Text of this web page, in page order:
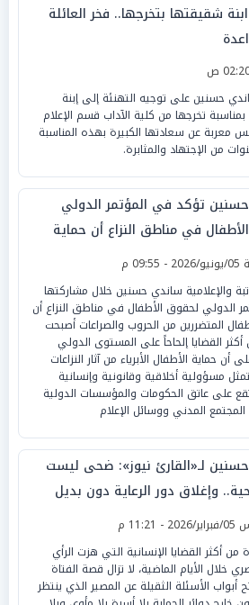
شقيقتها بتخرجها.. فخر العائلة
حسنين على توجيه التهنئة إلى إبنة
تخرجها من كلية الآداب قسم الإعلام
معربة عن سعادتها الكبيرة بهذه المناسبة
من الإجتهاد والمثابرة.
تؤكد في المؤتمر الدولي
في مناطق النزاع أن حماية
إنسانية عالمية
م
والإعلامية ساندي حسنين خلال مشاركتها
الدولي لحقوق الأطفال في مناطق النزاع أن
المتضررين من الحروب والصراعات أصبحت
القضايا إلحاحاً على المستوى الدولي
حماية الأطفال الأبرياء من آثار النزاعات
مسؤولية أخلاقية وقانونية وإنسانية
على عاتق الحكومات والمؤسسات الدولية
المدني ووسائل الإعلام
لـ«القارئ نيوز»: ضحى ليست
وإغلاق دور الرعاية دون بديل
على المجتمع
م
أكثر القضايا الإنسانية التي هزت الرأي
خلال الأيام الماضية، لا تزال قصة الفتاة
الأسئلة الثقيلة عن المصير الذي ينتظر